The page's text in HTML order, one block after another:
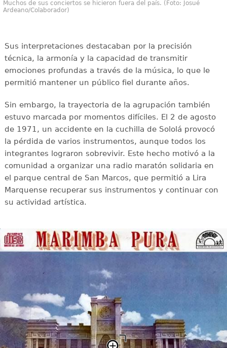
Muchos de sus conciertos se hicieron fuera del país. (Foto: Josué
Ardeano/Colaborador)
Sus interpretaciones destacaban por la precisión
técnica, la armonía y la capacidad de transmitir
emociones profundas a través de la música, lo que le
permitió mantener un público fiel durante años.
Sin embargo, la trayectoria de la agrupación también
estuvo marcada por momentos difíciles. El 2 de agosto
de 1971, un accidente en la cuchilla de Sololá provocó
la pérdida de varios instrumentos, aunque todos los
integrantes lograron sobrevivir. Este hecho motivó a la
comunidad a organizar una radio maratón solidaria en
el parque central de San Marcos, que permitió a Lira
Marquense recuperar sus instrumentos y continuar con
su actividad artística.